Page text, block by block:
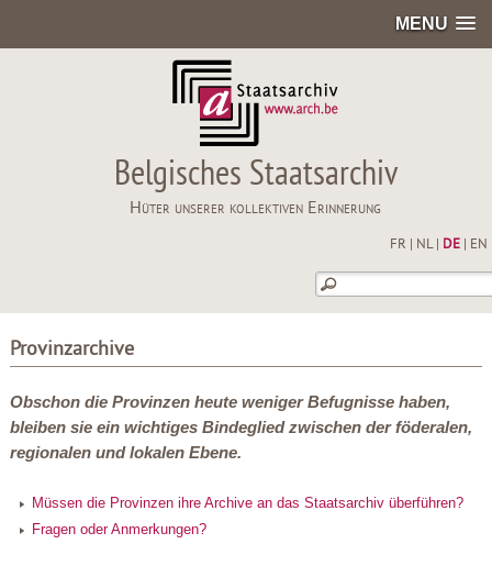
MENU
Belgisches Staatsarchiv
Hüter unserer kollektiven Erinnerung
FR NL| DE| EN
Provinzarchive
Obschon die Provinzen heute weniger Befugnisse haben,
bleiben sie ein wichtiges Bindeglied zwischen der föderalen,
regionalen und lokalen Ebene.
Müssen die Provinzen ihre Archive an das Staatsarchiv überführen?
Fragen oder Anmerkungen?